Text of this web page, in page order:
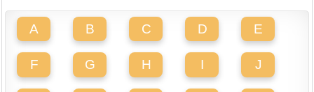
A B C D E
F G H I J